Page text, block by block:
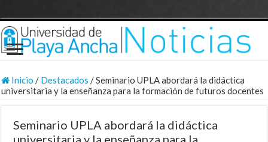
Inicio / Destacados /Seminario UPLA abordará la didáctica
universitaria y la enseñanza para la formación de futuros docentes
Seminario UPLA abordará la didáctica